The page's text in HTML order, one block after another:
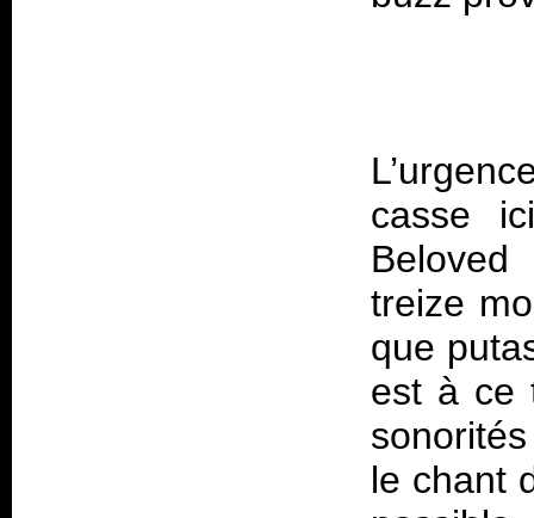
casse
treize
que
est à ce
le chant